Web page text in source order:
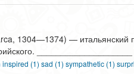
1304—1374) — итальянский
inspired (1) sad (1) sympathetic (1)